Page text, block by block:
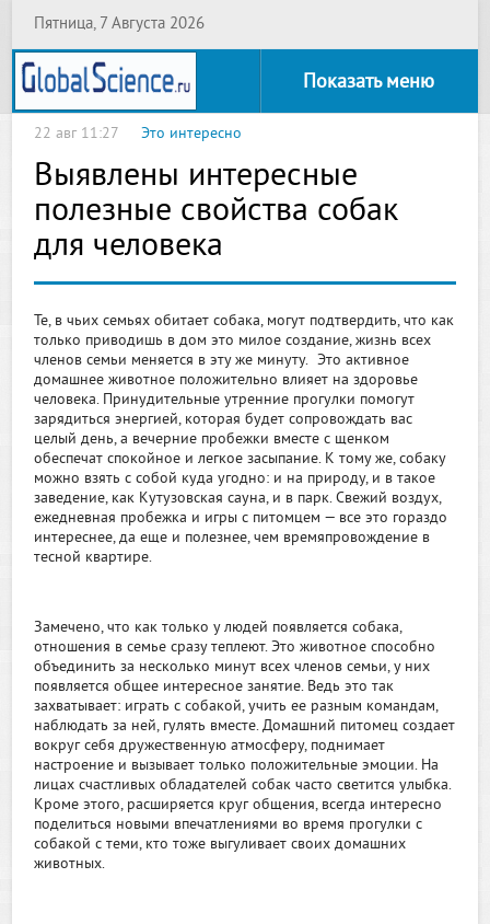
Пятница, 7 Августа 2026
Показать меню
22 авг 11:27 Это интересно
Выявлены интересные
полезные свойства собак
для человека
Те, в чьих семьях обитает собака, могут подтвердить, что как
только приводишь в дом это милое создание, жизнь всех
членов семьи меняется в эту же минуту. Это активное
домашнее животное положительно влияет на здоровье
человека. Принудительные утренние прогулки помогут
зарядиться энергией, которая будет сопровождать вас
целый день, а вечерние пробежки вместе с щенком
обеспечат спокойное и легкое засыпание. К тому же, собаку
можно взять с собой куда угодно: и на природу, и в такое
заведение, как Кутузовская сауна, и в парк. Свежий воздух,
ежедневная пробежка и игры с питомцем — все это гораздо
интереснее, да еще и полезнее, чем времяпровождение в
тесной квартире.
Замечено, что как только у людей появляется собака,
отношения в семье сразу теплеют. Это животное способно
объединить за несколько минут всех членов семьи, у них
появляется общее интересное занятие. Ведь это так
захватывает: играть с собакой, учить ее разным командам,
наблюдать за ней, гулять вместе. Домашний питомец создает
вокруг себя дружественную атмосферу, поднимает
настроение и вызывает только положительные эмоции. На
лицах счастливых обладателей собак часто светится улыбка.
Кроме этого, расширяется круг общения, всегда интересно
поделиться новыми впечатлениями во время прогулки с
собакой с теми, кто тоже выгуливает своих домашних
животных.